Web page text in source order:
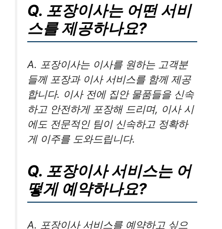
Q. 포장이사는 어떤 서비
스를 제공하나요?
A. 포장이사는 이사를 원하는 고객분
들께 포장과 이사 서비스를 함께 제공
합니다. 이사 전에 집안 물품들을 신속
하고 안전하게 포장해 드리며, 이사 시
에도 전문적인 팀이 신속하고 정확하
게 이주를 도와드립니다.
Q. 포장이사 서비스는 어
떻게 예약하나요?
A. 포장이사 서비스를 예약하고 싶으